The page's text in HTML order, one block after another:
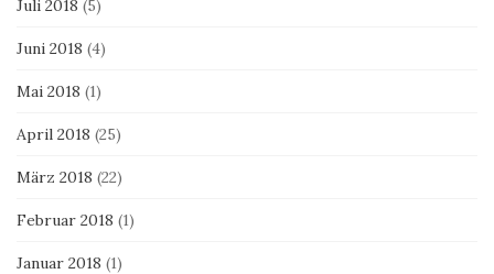
Juli 2018 (5)
Juni 2018 (4)
Mai 2018 (1)
April 2018 (25)
März 2018 (22)
Februar 2018 (1)
Januar 2018 (1)